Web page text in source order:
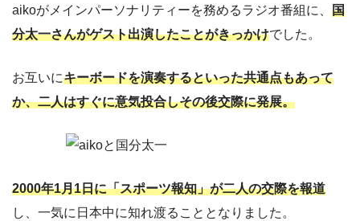
aikoがメインパーソナリティーを務めるラジオ番組に、 国
分太一さんがゲスト出演したことがきっかけでした。
お互いにキーボードを演奏するといった共通点もあって
か、二人はすぐに意気投合しその後交際に発展。
2000年1月1日に「スポーツ報知」が二人の交際を報道
し、一気に日本中に知れ渡ることとなりました。